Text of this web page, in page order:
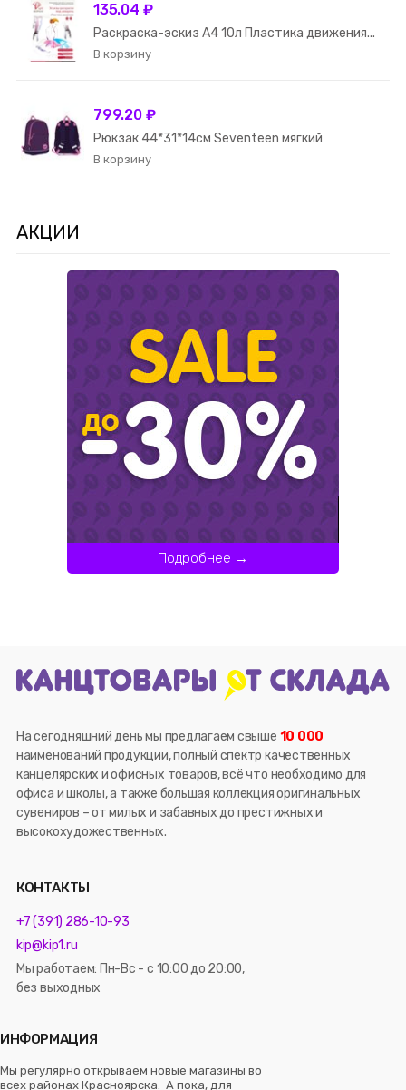
135.04 ₽
Раскраска-эскиз А4 10л Пластика движения...
799.20 ₽
Рюкзак 44*31*14см Seventeen мягкий
АКЦИИ
Подробнее →
На сегодняшний день мы предлагаем свыше 10 000
наименований продукции, полный спектр качественных
канцелярских и офисных товаров, всё что необходимо для
офиса и школы, а также большая коллекция оригинальных
сувениров – от милых и забавных до престижных и
высокохудожественных.
КОНТАКТЫ
+7 (391) 286-10-93
kip@kip1.ru
Мы работаем: Пн-Вс - с 10:00 до 20:00,
без выходных
ИНФОРМАЦИЯ
Мы регулярно открываем новые магазины во
всех районах Красноярска. А пока, для